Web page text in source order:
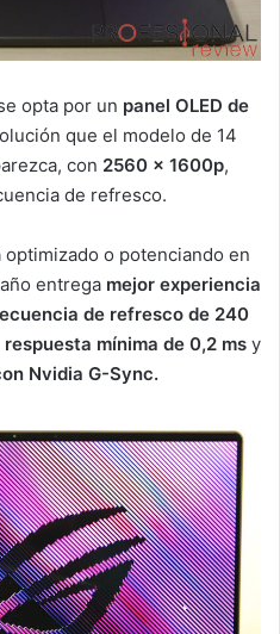
opta por un panel OLED de
que el modelo de 14
con 2560 x 1600p,
de refresco.
o potenciando en
entrega mejor experiencia
de refresco de 240
respuesta mínima de 0,2 ms y
Nvidia G-Sync.